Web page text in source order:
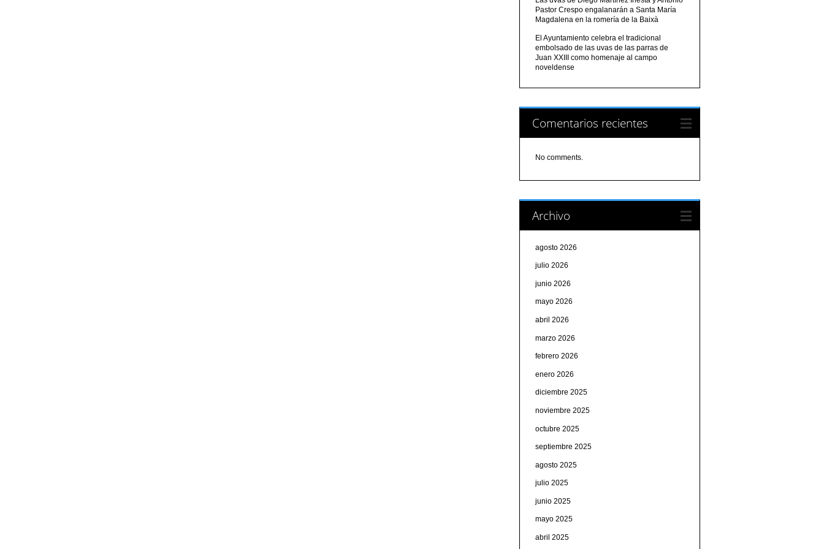
Pastor Crespo engalanarán a Santa María
Magdalena en la romería de la Baixà
El Ayuntamiento celebra el tradicional
embolsado de las uvas de las parras de
Juan XXIII como homenaje al campo
noveldense
Comentarios recientes
No comments.
Archivo
agosto 2026
julio 2026
junio 2026
mayo 2026
abril 2026
marzo 2026
febrero 2026
enero 2026
diciembre 2025
noviembre 2025
octubre 2025
septiembre 2025
agosto 2025
julio 2025
junio 2025
mayo 2025
abril 2025